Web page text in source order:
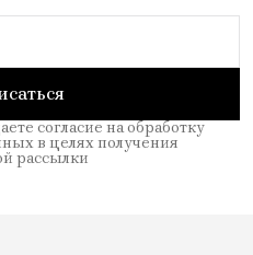
согласие на обработку
в целях получения
рассылки